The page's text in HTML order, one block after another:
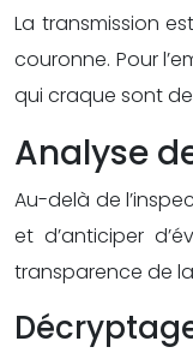
La transmission
couronne. Pour
qui craque sont
Analyse
Au-delà de
et d’anticiper
transparence de